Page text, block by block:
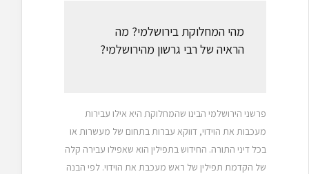
מהי המחלוקת בירושלמי? מה
הראיה של רבי גרשון מהירושלמי?
פרשני הירושלמי הבינו שהמחלוקת היא אילו עבירות
מעכבות את הוידוי, דווקא עברות בתחום של מעשרות או
בכל דיני התורה. החידוש בתפילין הוא שאפילו עבירה קלה
של הקדמת תפילין של ראש מעכבת את הוידוי. לפי הבנה